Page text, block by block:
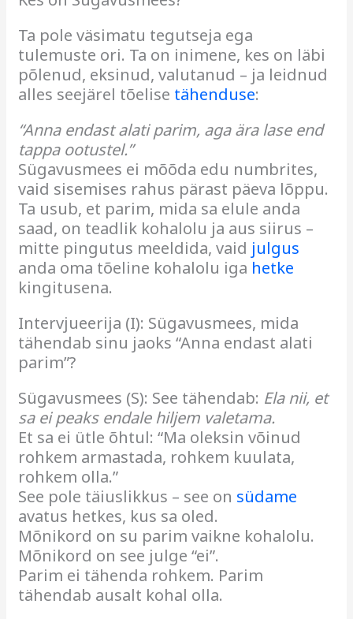
Ta pole väsimatu tegutseja ega
tulemuste ori. Ta on inimene, kes on läbi
põlenud, eksinud, valutanud – ja leidnud
alles seejärel tõelise tähenduse:
“Anna endast alati parim, aga ära lase end
tappa ootustel.”
Sügavusmees ei mõõda edu numbrites,
vaid sisemises rahus pärast päeva lõppu.
Ta usub, et parim, mida sa elule anda
saad, on teadlik kohalolu ja aus siirus –
mitte pingutus meeldida, vaid julgus
anda oma tõeline kohalolu iga hetke
kingitusena.
Intervjueerija (I): Sügavusmees, mida
tähendab sinu jaoks “Anna endast alati
parim”?
Sügavusmees (S): See tähendab: Ela nii, et
sa ei peaks endale hiljem valetama.
Et sa ei ütle õhtul: “Ma oleksin võinud
rohkem armastada, rohkem kuulata,
rohkem olla.”
See pole täiuslikkus – see on südame
avatus hetkes, kus sa oled.
Mõnikord on su parim vaikne kohalolu.
Mõnikord on see julge “ei”.
Parim ei tähenda rohkem. Parim
tähendab ausalt kohal olla.